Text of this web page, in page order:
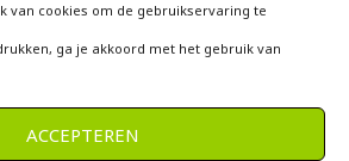
van cookies om de gebruikservaring te
ga je akkoord met het gebruik van
ACCEPTEREN
Neem contact op!